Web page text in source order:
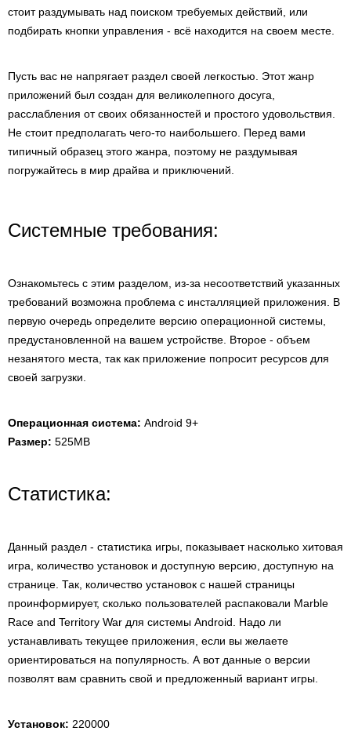
стоит раздумывать над поиском требуемых действий, или
подбирать кнопки управления - всё находится на своем месте.
Пусть вас не напрягает раздел своей легкостью. Этот жанр
приложений был создан для великолепного досуга,
расслабления от своих обязанностей и простого удовольствия.
Не стоит предполагать чего-то наибольшего. Перед вами
типичный образец этого жанра, поэтому не раздумывая
погружайтесь в мир драйва и приключений.
Системные требования:
Ознакомьтесь с этим разделом, из-за несоответствий указанных
требований возможна проблема с инсталляцией приложения. В
первую очередь определите версию операционной системы,
предустановленной на вашем устройстве. Второе - объем
незанятого места, так как приложение попросит ресурсов для
своей загрузки.
Операционная система: Android 9+
Размер: 525MB
Статистика:
Данный раздел - статистика игры, показывает насколько хитовая
игра, количество установок и доступную версию, доступную на
странице. Так, количество установок с нашей страницы
проинформирует, сколько пользователей распаковали Marble
Race and Territory War для системы Android. Надо ли
устанавливать текущее приложения, если вы желаете
ориентироваться на популярность. А вот данные о версии
позволят вам сравнить свой и предложенный вариант игры.
Установок: 220000